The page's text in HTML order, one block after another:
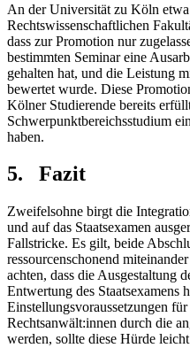
An der Universität zu Köln
Rechtswissenschaftlichen
dass zur Promotion nur
bestimmten Seminar eine
gehalten hat, und die Leistung
bewertet wurde. Diese
Kölner Studierende bereits
Schwerpunktbereichsstudium
haben.
5. Fazit
Zweifelsohne birgt die
und auf das Staatsexamen
Fallstricke. Es gilt, beide
ressourcenschonend
achten, dass die Ausgestaltung
Entwertung des Staatsexamens
Einstellungsvoraussetzungen
Rechtsanwält:innen durch die
werden, sollte diese Hürde